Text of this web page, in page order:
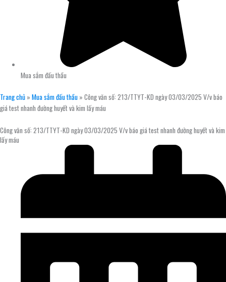
Mua sắm đấu thầu
Trang chủ » Mua sắm đấu thầu » Công văn số: 213/TTYT-KD ngày 03/03/2025 V/v báo
giá test nhanh đường huyết và kim lấy máu
Công văn số: 213/TTYT-KD ngày 03/03/2025 V/v báo giá test nhanh đường huyết và kim
lấy máu